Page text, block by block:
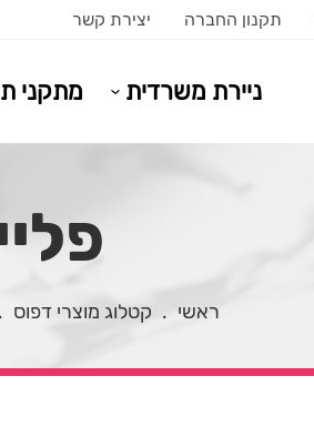
תקנון החברה יצירת קשר
ניירת משרדית מתקני
ראשי . קטלוג מוצרי דפוס .